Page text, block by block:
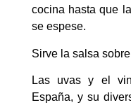
cocina hasta que
se espese.
Sirve la salsa
Las uvas y el
España, y su